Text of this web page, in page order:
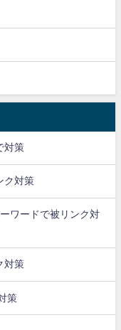
対策
ク対策
ワードで被リンク対
対策
策